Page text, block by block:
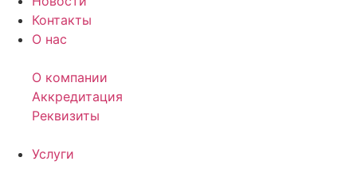
Контакты
О нас
О компании
Аккредитация
Реквизиты
Услуги